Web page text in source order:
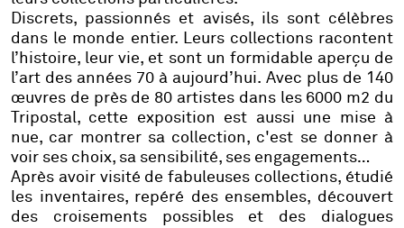
Discrets, passionnés et avisés, ils sont célèbres
dans le monde entier. Leurs collections racontent
l’histoire, leur vie, et sont un formidable aperçu de
l’art des années 70 à aujourd’hui. Avec plus de 140
œuvres de près de 80 artistes dans les 6000 m2 du
Tripostal, cette exposition est aussi une mise à
nue, car montrer sa collection, c'est se donner à
voir ses choix, sa sensibilité, ses engagements…
Après avoir visité de fabuleuses collections, étudié
les inventaires, repéré des ensembles, découvert
des croisements possibles et des dialogues